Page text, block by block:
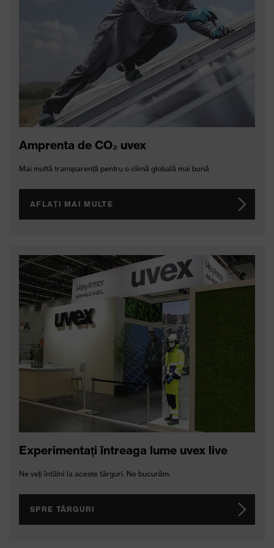
Amprenta de CO₂ uvex
Mai multă transparență pentru o climă globală mai bună
AFLAȚI MAI MULTE
Experimentați întreaga lume uvex live
Ne veți întâlni la aceste târguri. Ne bucurăm.
SPRE TÂRGURI